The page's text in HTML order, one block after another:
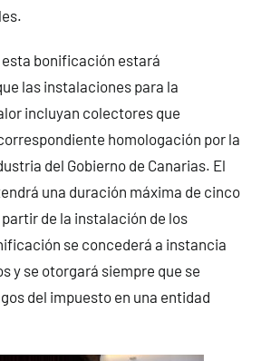
bonificación estará
las instalaciones para la
incluyan colectores que
homologación por la
del Gobierno de Canarias. El
una duración máxima de cinco
de la instalación de los
se concederá a instancia
y se otorgará siempre que se
del impuesto en una entidad